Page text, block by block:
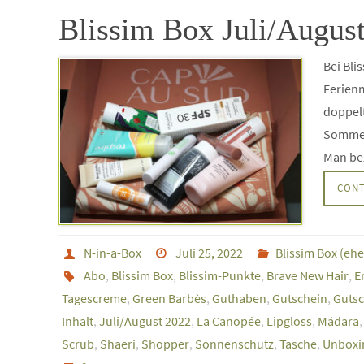
Blissim Box Juli/
Bei
Man
N-in-a-Box Juli 25, 2022
Blissim Box
Abo, Blissim Box, Blissim-Punkte, Brave New Hair,
Tagescreme, Green Barbès, Guthaben, Gutschein,
Inhalt, Juli/August 2022, La Canopée, Lipgloss, Mádara,
Scrub, Shaeri, Shopper, Sonnenschutz, Tasche,